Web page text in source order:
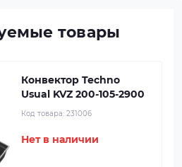
товары
Конвектор Techno
Usual KVZ 200-105-2900
Код товара: 231006
Нет в наличии